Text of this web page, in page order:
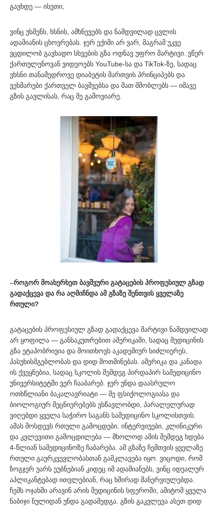
გავხდე — ისეთი,
ვინც უსმენს, ხსნის, ამხნევებს და ნამდვილად ცვლის
ადამიანის ცხოვრებას. ჯერ ექიმი არ ვარ, მაგრამ უკვე
ვცდილობ გავხადო სხვების გზა ოდნავ უფრო მარტივი. ვწერ
ქართულენოვან ვიდეოებს YouTube-სა და TikTok-ზე, სადაც
ვხსნი თანამედროვე დიაბეტის მართვის პრინციპებს და
ვეხმარები ქართველ ბავშვებსა და მათ მშობლებს — იმავე
გზის გავლისას, რაც მე გამოვიარე.
–როგორ მოახერხეთ ბავშვური გატაცების პროფესიულ გზად
გადაქცევა და რა აღმიჩნდა ამ გზაზე შენთვის ყველაზე
რთული?
გატაცების პროფესიულ გზად გადაქცევა მარტივი ნამდვილად
არ ყოფილა — განსაკუთრებით ამერიკაში, სადაც მედიცინის
გზა ეტაპობრივია და მოითხოვს აკადემიურ სიძლიერეს,
პასუხისმგებლობას და დიდ მოთმინებას. ამერიკა და კანადა
ის ქვეყნებია, სადაც სკოლის შემდეგ პირდაპირ სამედიცინო
უნივერსიტეტში ვერ ჩააბარებ. ჯერ უნდა დაასრულო
ოთხწლიანი ბაკალავრიატი — მე ფსიქოლოგიასა და
ბიოლოგიურ მეცნიერებებს ვსწავლობდი, პარალელურად
ვიღებდი ყველა საჭირო საგანს სამედიცინო სკოლისთვის.
ამას მოსდევს რთული გამოცდები, ინტერვიუები, კლინიკური
და კვლევითი გამოცდილება — მხოლოდ ამის შემდეგ ხდება
4-წლიან სამედიცინოზე ჩაბარება. ამ გზაზე ჩემთვის ყველაზე
რთული გაურკვევლობასთან გამკლავება იყო. ვიცოდი, რომ
ზოგჯერ უარს ეუბნებიან კიდეც იმ ადამიანებს, ვინც იდეალურ
აპლიკანტებად ითვლებიან, რაც ხშირად მანერვიულებდა.
ჩემს ოჯახში არავინ არის მედიცინის სფეროში, ამიტომ ყველა
ნაბიჯი ნულიდან უნდა გადამედგა. გზის გაკვლევა ასეთ დიდ